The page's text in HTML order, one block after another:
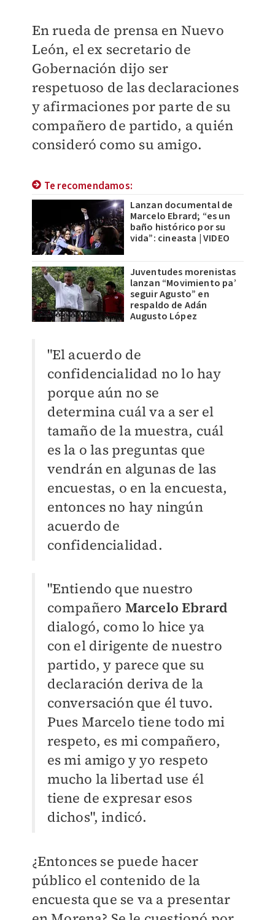
En rueda de prensa en Nuevo
León, el ex secretario de
Gobernación dijo ser
respetuoso de las declaraciones
y afirmaciones por parte de su
compañero de partido, a quién
consideró como su amigo.
Te recomendamos:
Lanzan documental de
Marcelo Ebrard; “es un
baño histórico por su
vida”: cineasta | VIDEO
Juventudes morenistas
lanzan “Movimiento pa’
seguir Agusto” en
respaldo de Adán
Augusto López
"El acuerdo de
confidencialidad no lo hay
porque aún no se
determina cuál va a ser el
tamaño de la muestra, cuál
es la o las preguntas que
vendrán en algunas de las
encuestas, o en la encuesta,
entonces no hay ningún
acuerdo de
confidencialidad.
"Entiendo que nuestro
compañero Marcelo Ebrard
dialogó, como lo hice ya
con el dirigente de nuestro
partido, y parece que su
declaración deriva de la
conversación que él tuvo.
Pues Marcelo tiene todo mi
respeto, es mi compañero,
es mi amigo y yo respeto
mucho la libertad use él
tiene de expresar esos
dichos", indicó.
¿Entonces se puede hacer
público el contenido de la
encuesta que se va a presentar